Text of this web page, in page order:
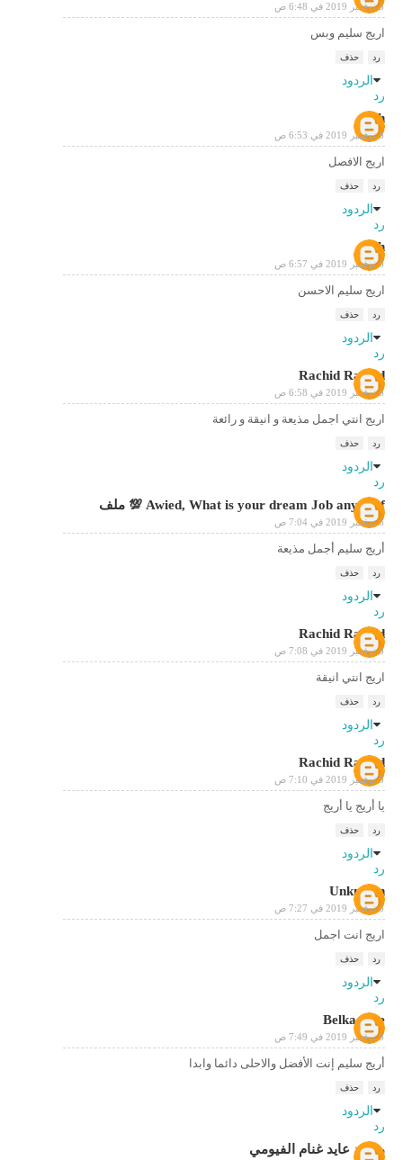
6 نوفمبر 2019 في 6:48 ص
اريج سليم وبس
رد حذف
الردود
رد
Salh
6 نوفمبر 2019 في 6:53 ص
اريج الافصل
رد حذف
الردود
رد
Salh
6 نوفمبر 2019 في 6:57 ص
اريج سليم الاحسن
رد حذف
الردود
رد
Rachid Rachid
6 نوفمبر 2019 في 6:58 ص
اريج انتي اجمل مذيعة و انيقة و رائعة
رد حذف
الردود
رد
Awied, What is your dream Job any jobf 💯 ملف
6 نوفمبر 2019 في 7:04 ص
أريج سليم أجمل مذيعة
رد حذف
الردود
رد
Rachid Rachid
6 نوفمبر 2019 في 7:08 ص
اريج انتي انيقة
رد حذف
الردود
رد
Rachid Rachid
6 نوفمبر 2019 في 7:10 ص
يا أريج يا أريج
رد حذف
الردود
رد
Unknown
6 نوفمبر 2019 في 7:27 ص
اريج انت اجمل
رد حذف
الردود
رد
Belka juve
6 نوفمبر 2019 في 7:49 ص
أريج سليم إنت الأفضل والاحلى دائما وابدا
رد حذف
الردود
رد
محمد عايد غنام الفيومي